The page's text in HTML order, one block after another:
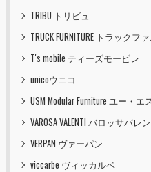
TRIBU トリビュ
TRUCK FURNITURE トラックフ
T's mobile ティーズモービレ
unicoウニコ
USM Modular Furniture ユー・エ
VAROSA VALENTI バロッサバレ
VERPAN ヴァーパン
viccarbe ヴィッカルベ